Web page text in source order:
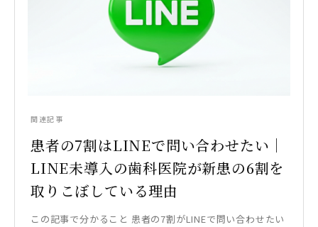
関連記事
患者の7割はLINEで問い合わせたい｜
LINE未導入の歯科医院が新患の6割を
取りこぼしている理由
この記事で分かること 患者の7割がLINEで問い合わせたい